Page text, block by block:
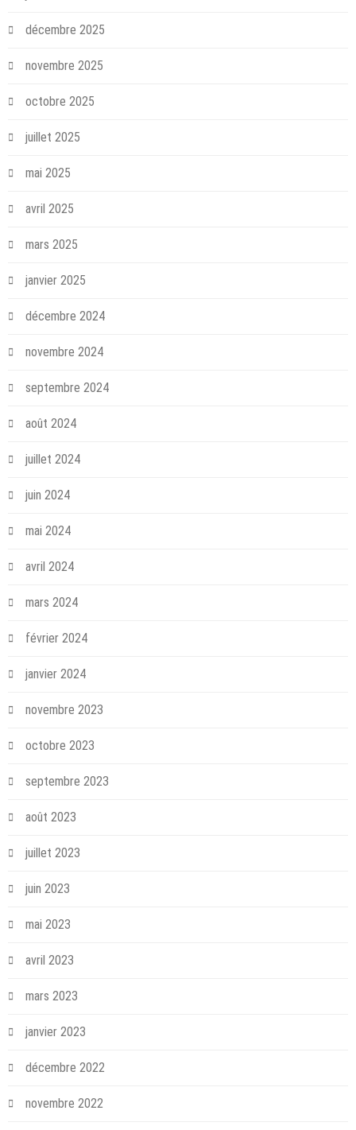
décembre 2025
novembre 2025
octobre 2025
juillet 2025
mai 2025
avril 2025
mars 2025
janvier 2025
décembre 2024
novembre 2024
septembre 2024
août 2024
juillet 2024
juin 2024
mai 2024
avril 2024
mars 2024
février 2024
janvier 2024
novembre 2023
octobre 2023
septembre 2023
août 2023
juillet 2023
juin 2023
mai 2023
avril 2023
mars 2023
janvier 2023
décembre 2022
novembre 2022